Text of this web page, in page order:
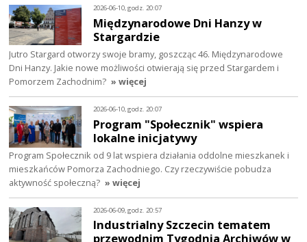
2026-06-10, godz. 20:07
Międzynarodowe Dni Hanzy w
Stargardzie
Jutro Stargard otworzy swoje bramy, goszcząc 46. Międzynarodowe
Dni Hanzy. Jakie nowe możliwości otwierają się przed Stargardem i
Pomorzem Zachodnim? » więcej
2026-06-10, godz. 20:07
Program "Społecznik" wspiera
lokalne inicjatywy
Program Społecznik od 9 lat wspiera działania oddolne mieszkanek i
mieszkańców Pomorza Zachodniego. Czy rzeczywiście pobudza
aktywność społeczną? » więcej
2026-06-09, godz. 20:57
Industrialny Szczecin tematem
przewodnim Tygodnia Archiwów w